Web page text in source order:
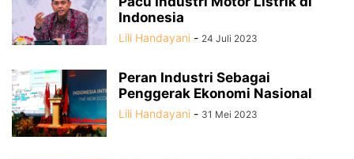
Indonesia
Lili Handayani - 24 Juli 2023
Peran Industri Sebagai
Penggerak Ekonomi Nasional
Lili Handayani - 31 Mei 2023